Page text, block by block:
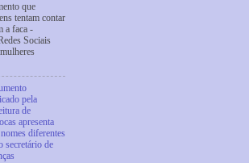
que
tentam contar
a faca -
Sociais
pela
de
apresenta
diferentes
secretário de